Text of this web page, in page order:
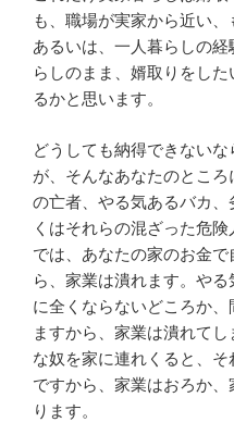
も、職場が実家から近い、
あるいは、一人暮らしの
らしのまま、婿取りをし
るかと思います。
どうしても納得できない
が、そんなあなたのとこ
の亡者、やる気あるバカ
くはそれらの混ざった危
では、あなたの家のお金
ら、家業は潰れます。や
に全くならないどころか
ますから、家業は潰れて
な奴を家に連れくると、
ですから、家業はおろか
ります。